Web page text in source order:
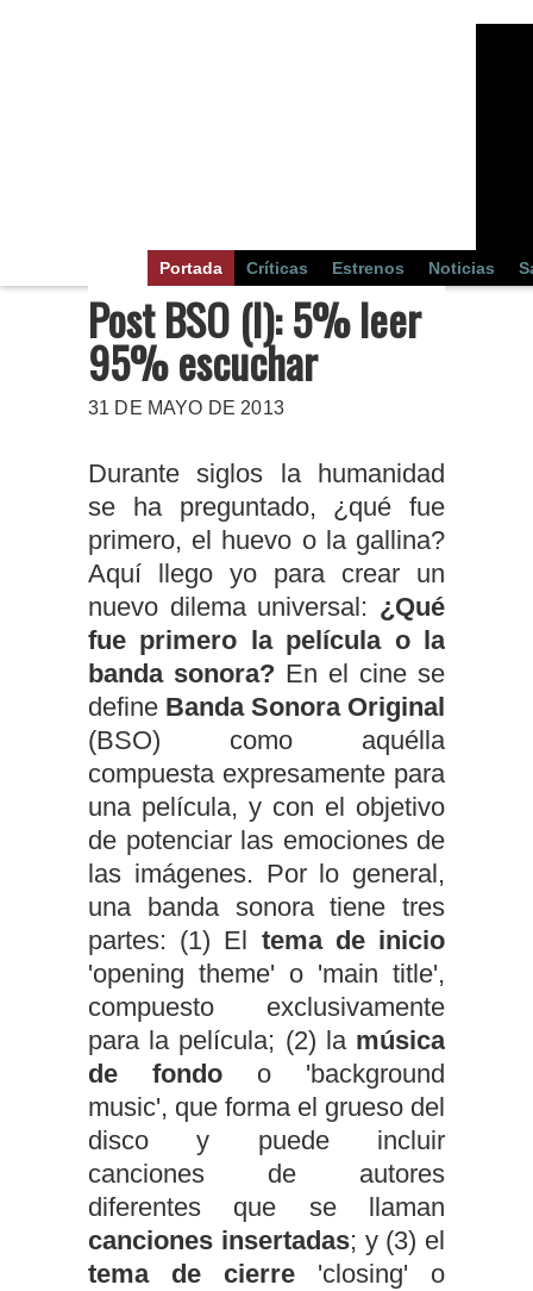
Portada Críticas Estrenos Noticias
Post BSO (I): 5% leer
95% escuchar
31 DE MAYO DE 2013
Durante siglos la humanidad
se ha preguntado, ¿qué fue
primero, el huevo o la gallina?
Aquí llego yo para crear un
nuevo dilema universal: ¿Qué
fue primero la película o la
banda sonora? En el cine se
define Banda Sonora Original
(BSO) como aquélla
compuesta expresamente para
una película, y con el objetivo
de potenciar las emociones de
las imágenes. Por lo general,
una banda sonora tiene tres
partes: (1) El tema de inicio
'opening theme' o 'main title',
compuesto exclusivamente
para la película; (2) la música
de fondo o 'background
music', que forma el grueso del
disco y puede incluir
canciones de autores
diferentes que se llaman
canciones insertadas; y (3) el
tema de cierre 'closing' o